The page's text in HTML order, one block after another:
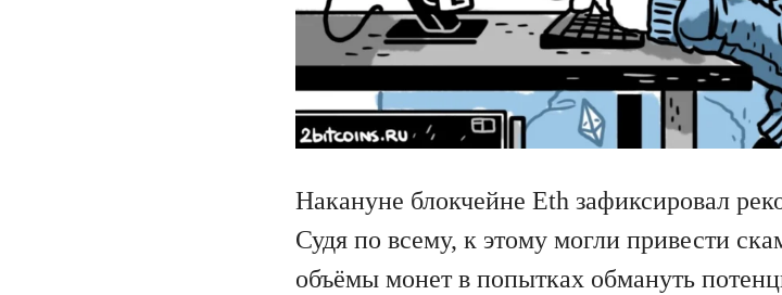
Накануне блокчейне Eth зафиксировал
Судя по всему, к этому могли привести
объёмы монет в попытках обмануть